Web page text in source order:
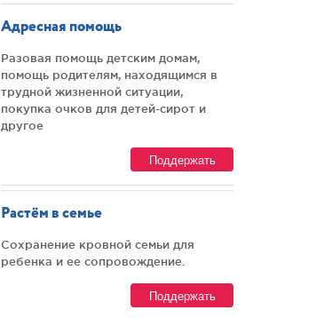
Адресная помощь
Разовая помощь детским домам,
помощь родителям, находящимся в
трудной жизненной ситуации,
покупка очков для детей-сирот и
другое
Поддержать
Растём в семье
Сохранение кровной семьи для
ребенка и ее сопровождение.
Поддержать